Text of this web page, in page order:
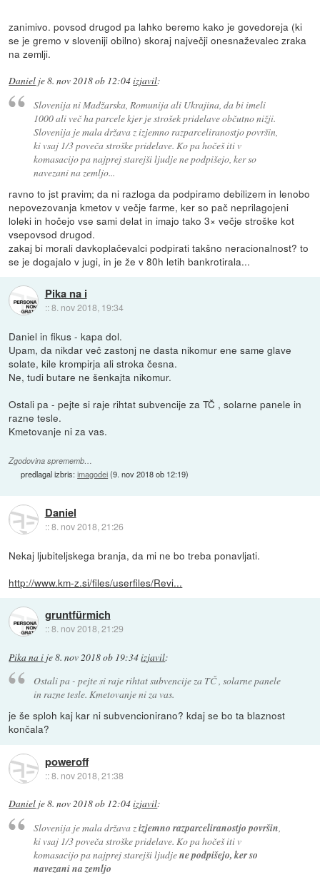
zanimivo. povsod drugod pa lahko beremo kako je govedoreja (ki
se je gremo v sloveniji obilno) skoraj največji onesnaževalec zraka
na zemlji.
Daniel je8. nov 2018 ob 12:04izjavil:
Slovenija ni Madžarska, Romunija ali Ukrajina, da bi imeli
1000 ali več ha parcele kjer je strošek pridelave občutno nižji.
Slovenija je mala država z izjemno razparceliranostjo površin,
ki vsaj 1/3 poveča stroške pridelave. Ko pa hočeš iti v
komasacijo pa najprej starejši ljudje ne podpišejo, ker so
navezani na zemljo...
ravno to jst pravim; da ni razloga da podpiramo debilizem in lenobo
nepovezovanja kmetov v večje farme, ker so pač neprilagojeni
loleki in hočejo vse sami delat in imajo tako 3× večje stroške kot
vsepovsod drugod.
zakaj bi morali davkoplačevalci podpirati takšno neracionalnost? to
se je dogajalo v jugi, in je že v 80h letih bankrotirala...
Pika na i
::8. nov 2018, 19:34
Daniel in fikus - kapa dol.
Upam, da nikdar več zastonj ne dasta nikomur ene same glave
solate, kile krompirja ali stroka česna.
Ne, tudi butare ne šenkajta nikomur.
Ostali pa - pejte si raje rihtat subvencije za TČ , solarne panele in
razne tesle.
Kmetovanje ni za vas.
Zgodovina sprememb…
predlagal izbris:imagodei(9. nov 2018 ob 12:19)
Daniel
::8. nov 2018, 21:26
Nekaj ljubiteljskega branja, da mi ne bo treba ponavljati.
http://www.km-z.si/files/userfiles/Revi...
gruntfürmich
::8. nov 2018, 21:29
Pika na i je8. nov 2018 ob 19:34izjavil:
Ostali pa - pejte si raje rihtat subvencije za TČ , solarne panele
in razne tesle. Kmetovanje ni za vas.
je še sploh kaj kar ni subvencionirano? kdaj se bo ta blaznost
končala?
poweroff
::8. nov 2018, 21:38
Daniel je8. nov 2018 ob 12:04izjavil:
Slovenija je mala država zizjemno razparceliranostjo površin,
ki vsaj 1/3 poveča stroške pridelave. Ko pa hočeš iti v
komasacijo pa najprej starejši ljudjene podpišejo, ker so
navezani na zemljo